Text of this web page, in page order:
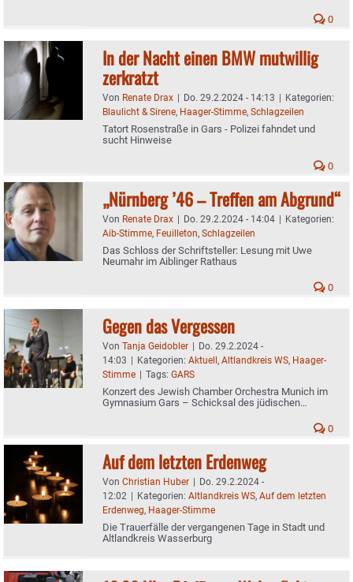
0
In der Nacht einen BMW mutwillig
zerkratzt
Von Renate Drax | Do. 29.2.2024 - 14:13 | Kategorien:
Blaulicht & Sirene, Haager-Stimme, Schlagzeilen
Tatort Rosenstraße in Gars - Polizei fahndet und
sucht Hinweise
0
„Nürnberg ’46 – Treffen am Abgrund“
Von Renate Drax | Do. 29.2.2024 - 14:04 | Kategorien:
Aib-Stimme, Feuilleton, Schlagzeilen
Das Schloss der Schriftsteller: Lesung mit Uwe
Neumahr im Aiblinger Rathaus
0
Gegen das Vergessen
Von Tanja Geidobler | Do. 29.2.2024 -
14:03 | Kategorien: Aktuell, Altlandkreis WS, Haager-
Stimme | Tags: GARS
Konzert des Jewish Chamber Orchestra Munich im
Gymnasium Gars – Schicksal des jüdischen
0
Auf dem letzten Erdenweg
Von Christian Huber | Do. 29.2.2024 -
12:02 | Kategorien: Altlandkreis WS, Auf dem letzten
Erdenweg, Haager-Stimme
Die Trauerfälle der vergangenen Tage in Stadt und
Altlandkreis Wasserburg